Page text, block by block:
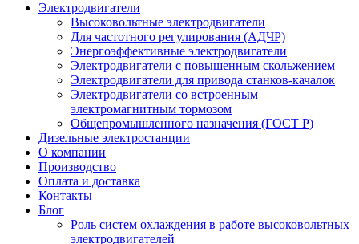
Электродвигатели
Высоковольтные электродвигатели
Для частотного регулирования (АДЧР)
Энергоэффективные электродвигатели
Электродвигатели с повышенным скольжением
Электродвигатели для привода станков-качалок
Электродвигатели со встроенным
электромагнитным тормозом
Общепромышленного назначения (ГОСТ Р)
Дизельные электростанции
О компании
Производство
Оплата и доставка
Контакты
Блог
Роль систем охлаждения в работе высоковольтных
электродвигателей